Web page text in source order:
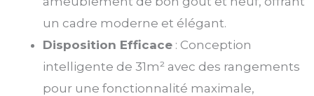
un cadre moderne et élégant.
Disposition Efficace : Conception
intelligente de 31m² avec des rangements
pour une fonctionnalité maximale,